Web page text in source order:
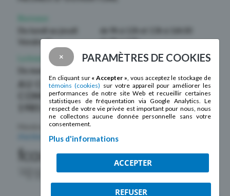
Vendredi
de 9h à 12h
La boutique La Mosaïque
Du mardi au samedi
AU CŒUR DE LA
COMMUNAUTÉ DEPUIS
Membre de laFédération des centres
d’action bénévole du Québec
× PARAMÈTRES DE COOKIES
En cliquant sur « Accepter », vous acceptez le stockage de
témoins (cookies) sur votre appareil pour améliorer les
performances de notre site Web et recueillir certaines
statistiques de fréquentation via Google Analytics. Le
respect de votre vie privée est important pour nous, nous
ne collectons aucune donnée personnelle sans votre
consentement.
Plus d'informations
ACCEPTER
REFUSER